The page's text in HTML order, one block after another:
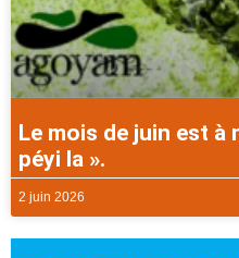
Le mois de juin est à
péyi la ».
2 juin 2026